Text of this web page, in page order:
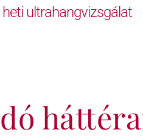
heti ultrahangvizsgálat